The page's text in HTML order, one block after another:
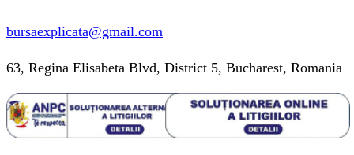
bursaexplicata@gmail.com
63, Regina Elisabeta Blvd, District 5, Bucharest, Romania